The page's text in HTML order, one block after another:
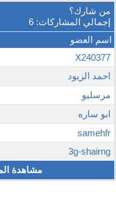
من شارك؟
إجمالي المشاركات: 6
اسم العضو
X240377
احمد الزيود
مرسليو
ابو ساره
samehfr
3g-shairng
مشاهدة